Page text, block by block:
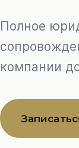
знак
ERP
Полное
компании